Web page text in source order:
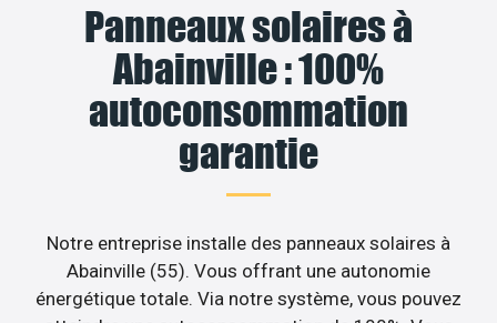
Panneaux solaires à
Abainville : 100%
autoconsommation
garantie
Notre entreprise installe des panneaux solaires à
Abainville (55). Vous offrant une autonomie
énergétique totale. Via notre système, vous pouvez